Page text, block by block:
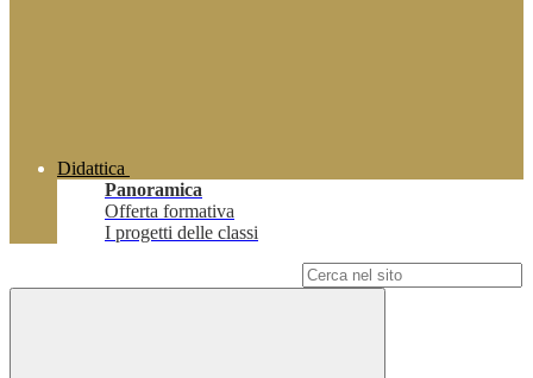
Didattica
Panoramica
Offerta formativa
I progetti delle classi